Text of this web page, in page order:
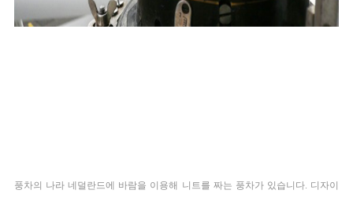
풍차의 나라 네덜란드에 바람을 이용해 니트를 짜는 풍차가 있습니다. 디 자이